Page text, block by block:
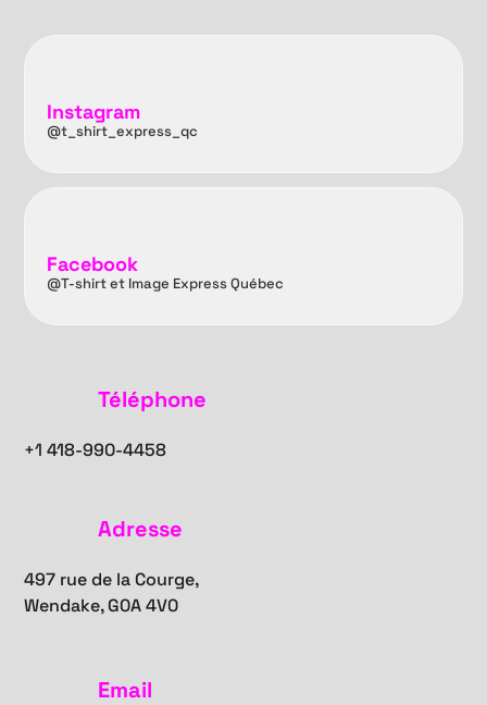
Instagram
@t_shirt_express_qc
Facebook
@T-shirt et Image Express Québec
Téléphone
+1418-990-4458
Adresse
497 rue de la Courge,
Wendake, G0A 4V0
Email